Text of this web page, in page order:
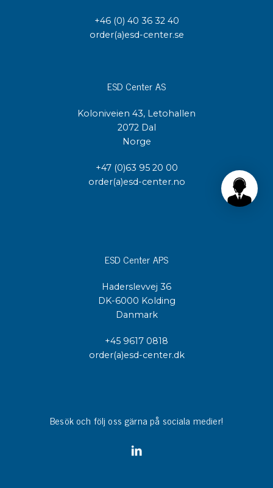
+46 (0) 40 36 32 40
order(a)esd-center.se
ESD Center AS
Koloniveien 43, Letohallen
2072 Dal
Norge
+47 (0)63 95 20 00
order(a)esd-center.no
ESD Center APS
Haderslevvej 36
DK-6000 Kolding
Danmark
+45 9617 0818
order(a)esd-center.dk
Besök och följ oss gärna på sociala medier!